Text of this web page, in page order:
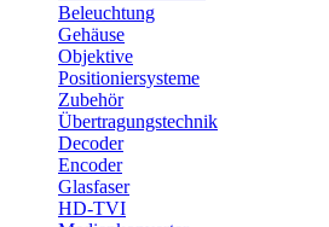
Beleuchtung
Gehäuse
Objektive
Positioniersysteme
Zubehör
Übertragungstechnik
Decoder
Encoder
Glasfaser
HD-TVI